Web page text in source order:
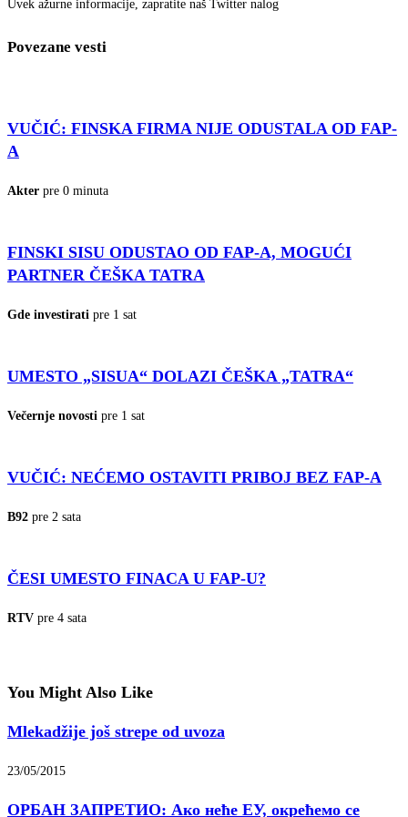
Uvek ažurne informacije, zapratite naš Twitter nalog
Povezane vesti
VUČIĆ: FINSKA FIRMA NIJE ODUSTALA OD FAP-
A
Akter pre 0 minuta
FINSKI SISU ODUSTAO OD FAP-A, MOGUĆI
PARTNER ČEŠKA TATRA
Gde investirati pre 1 sat
UMESTO „SISUA“ DOLAZI ČEŠKA „TATRA“
Večernje novosti pre 1 sat
VUČIĆ: NEĆEMO OSTAVITI PRIBOJ BEZ FAP-A
B92 pre 2 sata
ČESI UMESTO FINACA U FAP-U?
RTV pre 4 sata
You Might Also Like
Mlekadžije još strepe od uvoza
23/05/2015
ОРБАН ЗАПРЕТИО: Ако неће ЕУ, окрећемо се